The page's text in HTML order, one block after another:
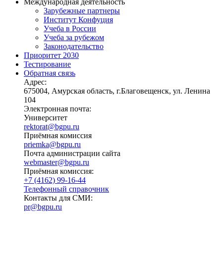
Международная деятельность
Зарубежные партнеры
Институт Конфуция
Учеба в России
Учеба за рубежом
Законодательство
Приоритет 2030
Тестирование
Обратная связь
Адрес:
675004, Амурская область, г.Благовещенск, ул. Ленина
104
Электронная почта:
Университет
rektorat@bgpu.ru
Приёмная комиссия
priemka@bgpu.ru
Почта администрации сайта
webmaster@bgpu.ru
Приёмная комиссия:
+7 (4162) 99-16-44
Телефонный справочник
Контакты для СМИ:
pr@bgpu.ru